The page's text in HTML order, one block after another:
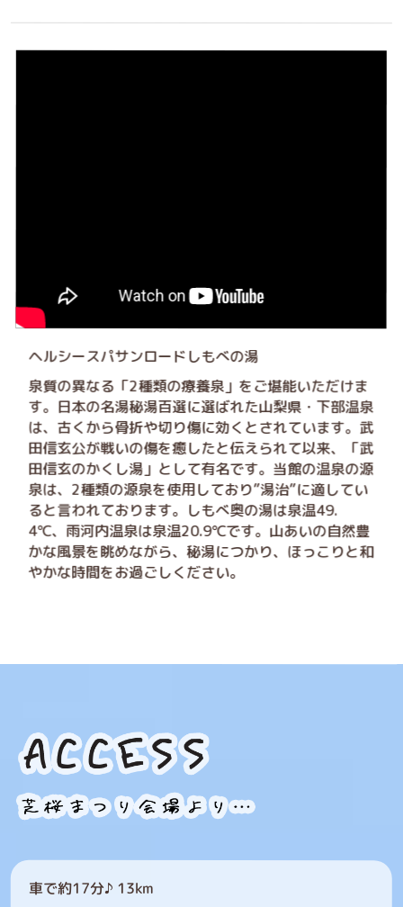
ヘルシースパサンロードしもべの湯
泉質の異なる「2種類の療養泉」をご堪能いただけま
す。日本の名湯秘湯百選に選ばれた山梨県・下部温泉
は、古くから骨折や切り傷に効くとされています。武
田信玄公が戦いの傷を癒したと伝えられて以来、「武
田信玄のかくし湯」として有名です。当館の温泉の源
泉は、2種類の源泉を使用しており”湯治”に適してい
ると言われております。しもべ奥の湯は泉温49.
4℃、雨河内温泉は泉温20.9℃です。山あいの自然豊
かな風景を眺めながら、秘湯につかり、ほっこりと和
やかな時間をお過ごしください。
車で約17分♪ 13km